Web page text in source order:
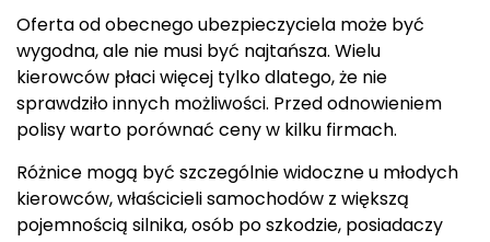
Oferta od obecnego ubezpieczyciela może być
wygodna, ale nie musi być najtańsza. Wielu
kierowców płaci więcej tylko dlatego, że nie
sprawdziło innych możliwości. Przed odnowieniem
polisy warto porównać ceny w kilku firmach.
Różnice mogą być szczególnie widoczne u młodych
kierowców, właścicieli samochodów z większą
pojemnością silnika, osób po szkodzie, posiadaczy